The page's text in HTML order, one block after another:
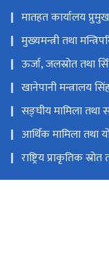
मातहत कार्यालय
मुख्यमन्त्री तथा
ऊर्जा, जलस्रोत तथा
खानेपानी मन्त्रालय
सङ्‍घीय मामिला तथा
आर्थिक मामिला तथा
राष्ट्रिय प्राकृतिक